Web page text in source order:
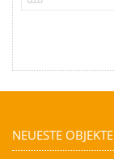
NEUESTE OBJEKTE